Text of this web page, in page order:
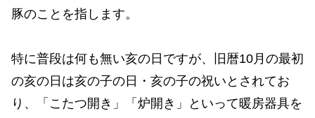
豚のことを指します。
特に普段は何も無い亥の日ですが、旧暦10月の最初
の亥の日は亥の子の日・亥の子の祝いとされてお
り、「こたつ開き」「炉開き」といって暖房器具を